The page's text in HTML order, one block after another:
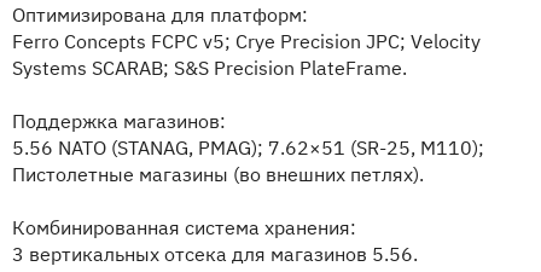
Оптимизирована для платформ:
Ferro Concepts FCPC v5; Crye Precision JPC; Velocity
Systems SCARAB; S&S Precision PlateFrame.
Поддержка магазинов:
5.56 NATO (STANAG, PMAG); 7.62×51 (SR-25, M110);
Пистолетные магазины (во внешних петлях).
Комбинированная система хранения:
3 вертикальных отсека для магазинов 5.56.